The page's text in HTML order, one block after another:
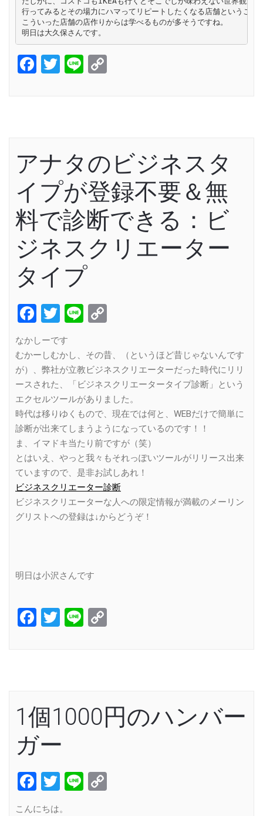
行ってみるとその場力にハマってリピートしたくなる店舗ということ
こういった店舗の店作りからは学べるものが多そうですね。
明日は大久保さんです。
Facebook
Twitter
Line
アナタのビジネスタ
イプが登録不要＆無
料で診断できる：ビ
ジネスクリエーター
タイプ
Facebook
Twitter
Line
なかしーです
むかーしむかし、その昔、（というほど昔じゃないんです
が）、弊社が立教ビジネスクリエーターだった時代にリリ
ースされた、「ビジネスクリエータータイプ診断」という
エクセルツールがありました。
時代は移りゆくもので、現在では何と、WEBだけで簡単に
診断が出来てしまうようになっているのです！！
ま、イマドキ当たり前ですが（笑）
とはいえ、やっと我々もそれっぽいツールがリリース出来
ていますので、是非お試しあれ！
ビジネスクリエーター診断
ビジネスクリエーターな人への限定情報が満載のメーリン
グリストへの登録は↓からどうぞ！
明日は小沢さんです
Facebook
Twitter
Line
1個1000円のハンバー
ガー
Facebook
Twitter
Line
こんにちは。